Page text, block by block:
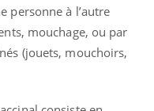
personne à l’autre
mouchage, ou par
(jouets, mouchoirs,